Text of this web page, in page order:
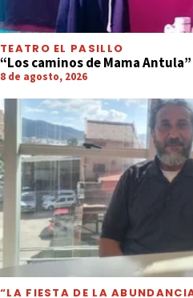
TEATRO EL PASILLO
“Los caminos de Mama
8 de agosto, 2026
“LA FIESTA DE LA